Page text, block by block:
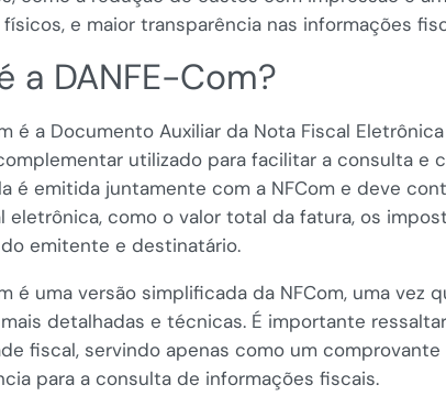
e maior transparência nas informações
a DANFE-Com?
é a Documento Auxiliar da Nota Fiscal
utilizado para facilitar a consulta e
é emitida juntamente com a NFCom e deve
eletrônica, como o valor total da fatura, os
emitente e destinatário.
é uma versão simplificada da NFCom, uma vez
detalhadas e técnicas. É importante
fiscal, servindo apenas como um comprovante
para a consulta de informações fiscais.